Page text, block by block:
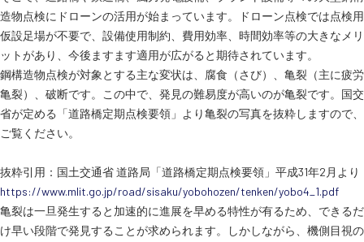
造物点検にドローンの活用が始まっています。ドローン点検では点検用
仮設足場が不要で、設備使用制約、費用効率、時間効率等の大きなメリ
ットがあり、今後ますます適用が広がると期待されています。
鋼構造物点検が対象とする主な変状は、腐食（さび）、亀裂（主に疲労
亀裂）、破断です。この中で、発見の難易度が高いのが亀裂です。国交
省が定める「道路橋定期点検要領」より亀裂の写真を抜粋しますので、
ご覧ください。
抜粋引用：国土交通省 道路局「道路橋定期点検要領」平成31年2月より
https://www.mlit.go.jp/road/sisaku/yobohozen/tenken/yobo4_1.pdf
亀裂は一旦発生すると加速的に進展を早める特性が有るため、できるだ
け早い段階で発見することが求められます。しかしながら、機側目視の